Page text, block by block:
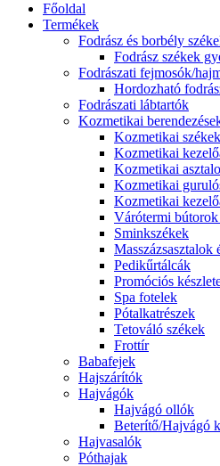
Főoldal
Termékek
Fodrász és borbély
Fodrász székek
Fodrászati fejmosók/
Hordozható
Fodrászati lábtartók
Kozmetikai
Kozmetikai székek
Kozmetikai
Kozmetikai
Kozmetikai
Kozmetikai
Várótermi
Sminkszékek
Masszázsasztalok
Pedikűrtálcák
Promóciós
Spa fotelek
Pótalkatrészek
Tetováló székek
Frottír
Babafejek
Hajszárítók
Hajvágók
Hajvágó ollók
Beterítő/Hajvágó
Hajvasalók
Póthajak